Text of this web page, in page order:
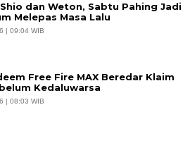
dan Weton, Sabtu Pahing Jadi
Melepas Masa Lalu
| 09:04 WIB
Free Fire MAX Beredar Klaim
Kedaluwarsa
| 08:03 WIB